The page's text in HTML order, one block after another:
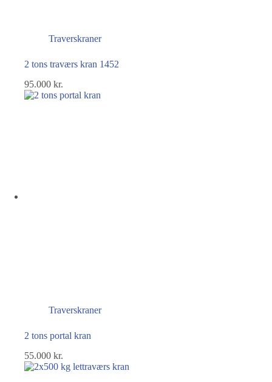
Traverskraner
2 tons traværs kran 1452
95.000 kr.
Traverskraner
2 tons portal kran
55.000 kr.